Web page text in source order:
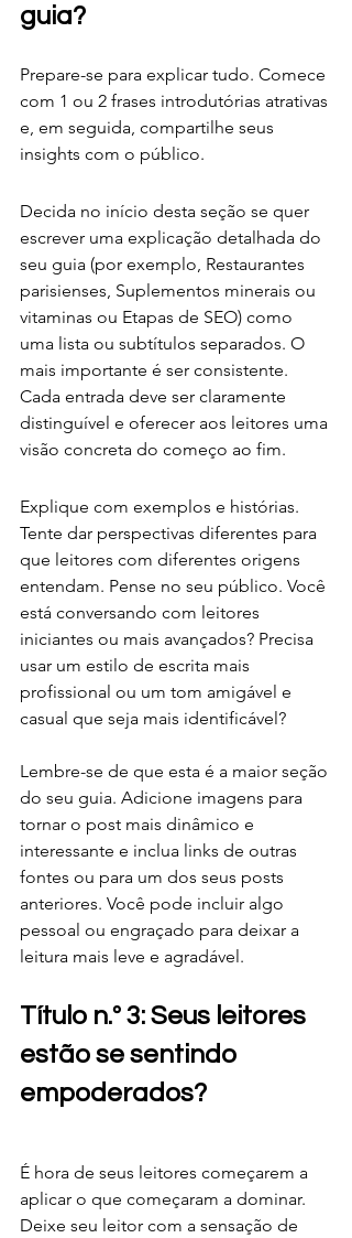
guia?
Prepare-se para explicar tudo. Comece
com 1 ou 2 frases introdutórias atrativas
e, em seguida, compartilhe seus
insights com o público.
Decida no início desta seção se quer
escrever uma explicação detalhada do
seu guia (por exemplo, Restaurantes
parisienses, Suplementos minerais ou
vitaminas ou Etapas de SEO) como
uma lista ou subtítulos separados. O
mais importante é ser consistente.
Cada entrada deve ser claramente
distinguível e oferecer aos leitores uma
visão concreta do começo ao fim.
Explique com exemplos e histórias.
Tente dar perspectivas diferentes para
que leitores com diferentes origens
entendam. Pense no seu público. Você
está conversando com leitores
iniciantes ou mais avançados? Precisa
usar um estilo de escrita mais
profissional ou um tom amigável e
casual que seja mais identificável?
Lembre-se de que esta é a maior seção
do seu guia. Adicione imagens para
tornar o post mais dinâmico e
interessante e inclua links de outras
fontes ou para um dos seus posts
anteriores. Você pode incluir algo
pessoal ou engraçado para deixar a
leitura mais leve e agradável.
Título n.º 3: Seus leitores
estão se sentindo
empoderados?
É hora de seus leitores começarem a
aplicar o que começaram a dominar.
Deixe seu leitor com a sensação de